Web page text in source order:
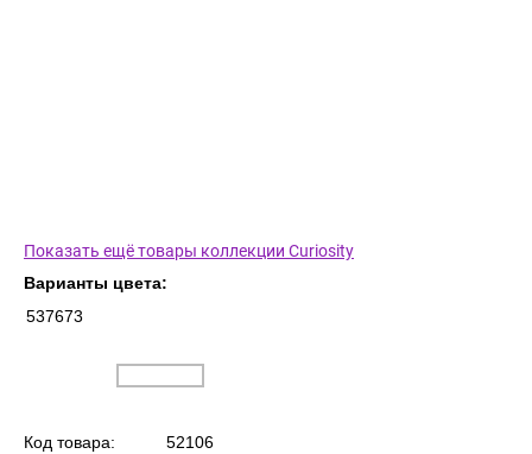
Показать ещё товары коллекции Curiosity
Варианты цвета:
537673
Код товара: 52106